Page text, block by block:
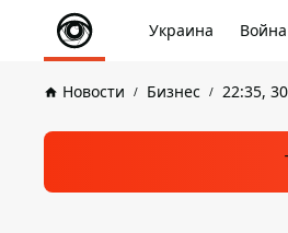
Украина Война
Новости Бизнес 22:35,